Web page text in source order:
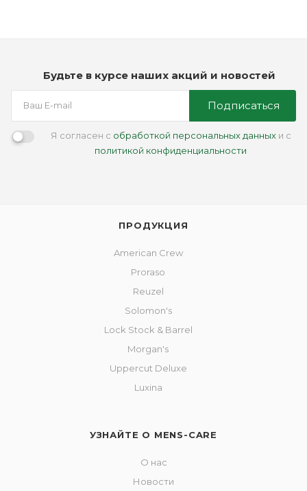
Будьте в курсе наших акций и новостей
Подписаться
Я согласен с обработкой персональных данныхи с
политикой конфиденциальности
ПРОДУКЦИЯ
American Crew
Proraso
Reuzel
Solomon's
Lock Stock & Barrel
Morgan's
Uppercut Deluxe
Luxina
УЗНАЙТЕ О MENS-CARE
О нас
Новости